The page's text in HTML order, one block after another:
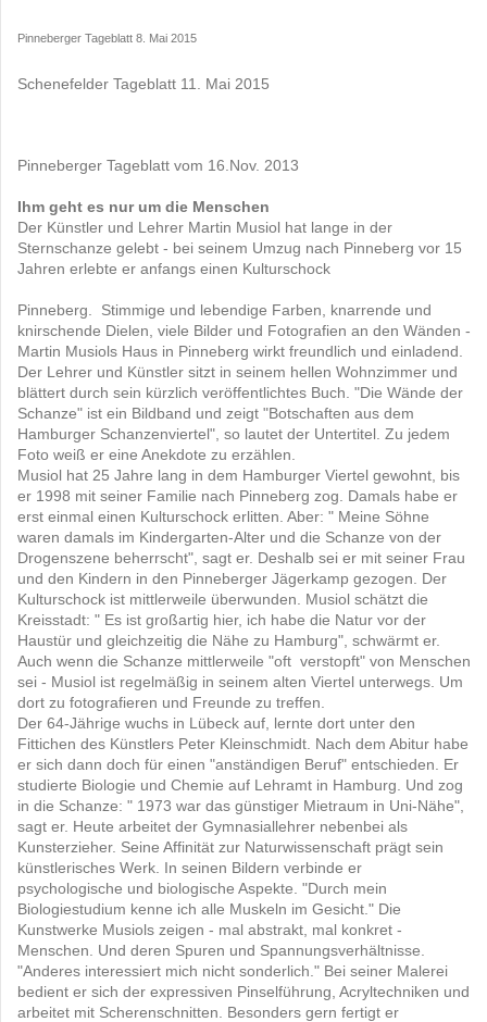
Pinneberger Tageblatt 8. Mai 2015
Schenefelder Tageblatt 11. Mai 2015
Pinneberger Tageblatt vom 16.Nov. 2013
Ihm geht es nur um die Menschen
Der Künstler und Lehrer Martin Musiol hat lange in der
Sternschanze gelebt - bei seinem Umzug nach Pinneberg vor 15
Jahren erlebte er anfangs einen Kulturschock
Pinneberg. Stimmige und lebendige Farben, knarrende und
knirschende Dielen, viele Bilder und Fotografien an den Wänden -
Martin Musiols Haus in Pinneberg wirkt freundlich und einladend.
Der Lehrer und Künstler sitzt in seinem hellen Wohnzimmer und
blättert durch sein kürzlich veröffentlichtes Buch. "Die Wände der
Schanze" ist ein Bildband und zeigt "Botschaften aus dem
Hamburger Schanzenviertel", so lautet der Untertitel. Zu jedem
Foto weiß er eine Anekdote zu erzählen.
Musiol hat 25 Jahre lang in dem Hamburger Viertel gewohnt, bis
er 1998 mit seiner Familie nach Pinneberg zog. Damals habe er
erst einmal einen Kulturschock erlitten. Aber: " Meine Söhne
waren damals im Kindergarten-Alter und die Schanze von der
Drogenszene beherrscht", sagt er. Deshalb sei er mit seiner Frau
und den Kindern in den Pinneberger Jägerkamp gezogen. Der
Kulturschock ist mittlerweile überwunden. Musiol schätzt die
Kreisstadt: " Es ist großartig hier, ich habe die Natur vor der
Haustür und gleichzeitig die Nähe zu Hamburg", schwärmt er.
Auch wenn die Schanze mittlerweile "oft verstopft" von Menschen
sei - Musiol ist regelmäßig in seinem alten Viertel unterwegs. Um
dort zu fotografieren und Freunde zu treffen.
Der 64-Jährige wuchs in Lübeck auf, lernte dort unter den
Fittichen des Künstlers Peter Kleinschmidt. Nach dem Abitur habe
er sich dann doch für einen "anständigen Beruf" entschieden. Er
studierte Biologie und Chemie auf Lehramt in Hamburg. Und zog
in die Schanze: " 1973 war das günstiger Mietraum in Uni-Nähe",
sagt er. Heute arbeitet der Gymnasiallehrer nebenbei als
Kunsterzieher. Seine Affinität zur Naturwissenschaft prägt sein
künstlerisches Werk. In seinen Bildern verbinde er
psychologische und biologische Aspekte. "Durch mein
Biologiestudium kenne ich alle Muskeln im Gesicht." Die
Kunstwerke Musiols zeigen - mal abstrakt, mal konkret -
Menschen. Und deren Spuren und Spannungsverhältnisse.
"Anderes interessiert mich nicht sonderlich." Bei seiner Malerei
bedient er sich der expressiven Pinselführung, Acryltechniken und
arbeitet mit Scherenschnitten. Besonders gern fertigt er